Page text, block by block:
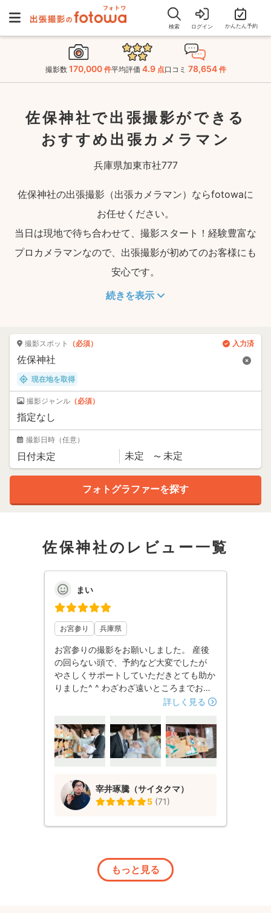
検索 ログイン かんたん予約
撮影数 170,000 件平均評価 4.9 点口コミ 78,654 件
佐保神社で出張撮影ができる
おすすめ出張カメラマン
兵庫県加東市社777
佐保神社の出張撮影（出張カメラマン）ならfotowaに
お任せください。
当日は現地で待ち合わせて、撮影スタート！経験豊富な
プロカメラマンなので、出張撮影が初めてのお客様にも
安心です。
続きを表示
撮影スポット （必須） 入力済
現在地を取得
撮影ジャンル （必須）
撮影日時 （任意）
佐保神社のレビュー一覧
まい
お宮参り 兵庫県
お宮参りの撮影をお願いしました。 産後
の回らない頭で、予約など大変でしたが
やさしくサポートしていただきとても助か
りました^ ^ わざわざ遠いところまでお越
しいただきたっぷりと撮影して頂いてリク
気張らない自然な笑顔あふれる仕上がりで
大満足です。 また何かあればお願いした
いと思います。 ありがとうございまし
詳しく見る
宰井琢騰（サイタクマ）
5 (71)
もっと見る